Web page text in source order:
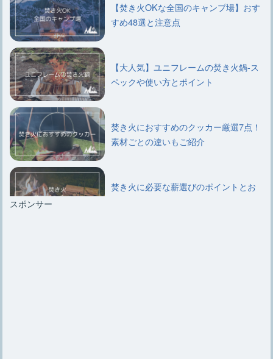
【焚き火OKな全国のキャンプ場】おす
すめ48選と注意点
【大人気】ユニフレームの焚き火鍋-ス
ペックや使い方とポイント
焚き火におすすめのクッカー厳選7点！
素材ごとの違いもご紹介
焚き火に必要な薪選びのポイントとお
スポンサー